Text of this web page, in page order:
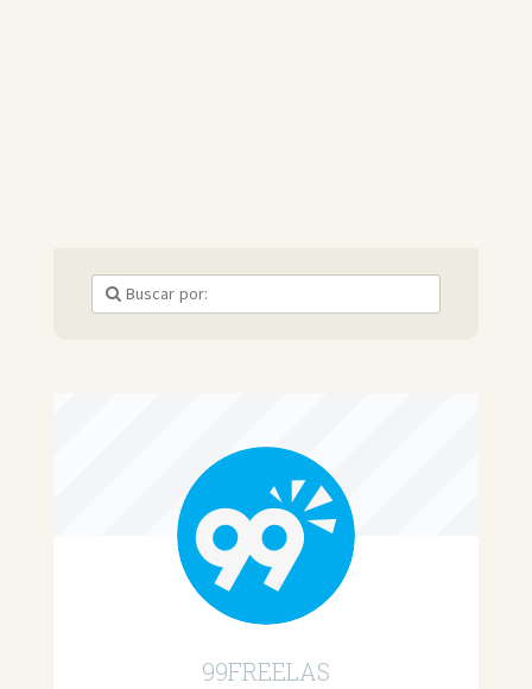
99FREELAS